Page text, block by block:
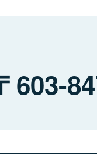
603-